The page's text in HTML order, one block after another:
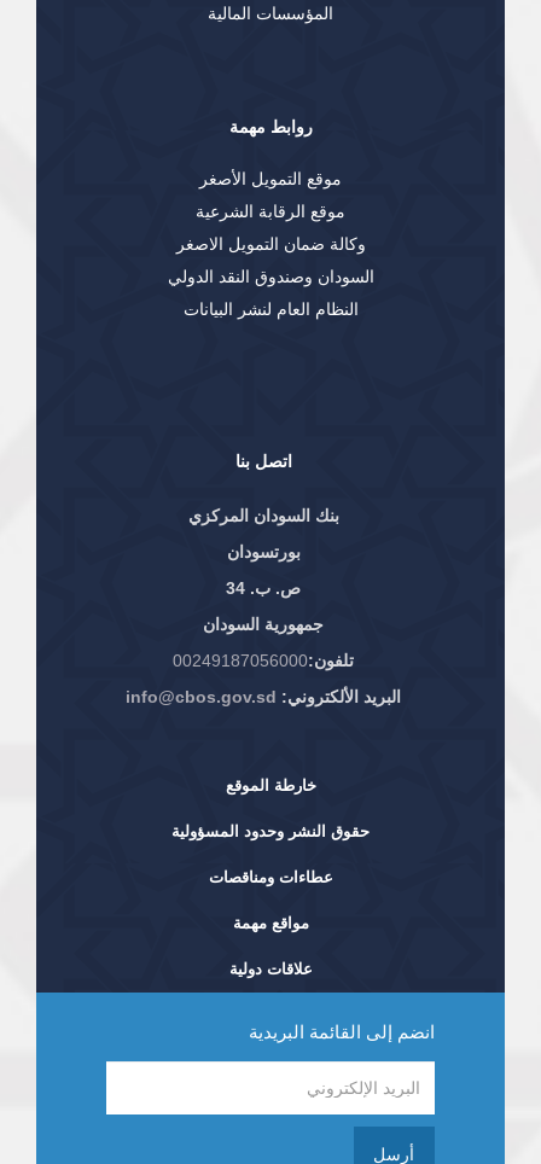
اتصل بنا
بنك السودان المركزي
بورتسودان
ص. ب. 34
جمهورية السودان
تلفون:00249187056000
البريد الألكتروني: info@cbos.gov.sd
المؤسسات المالية
روابط مهمة
موقع التمويل الأصغر
موقع الرقابة الشرعية
وكالة ضمان التمويل الاصغر
السودان وصندوق النقد الدولي
النظام العام لنشر البيانات
خارطة الموقع
حقوق النشر وحدود المسؤولية
عطاءات ومناقصات
مواقع مهمة
علاقات دولية
انضم إلى القائمة البريدية
أرسل